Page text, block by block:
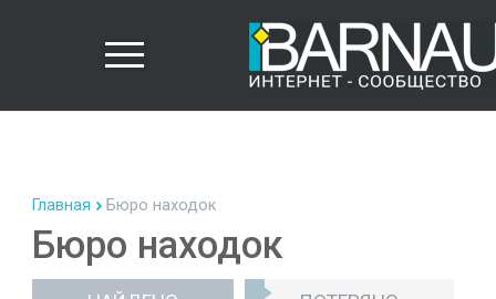
Главная Бюро находок
Бюро находок